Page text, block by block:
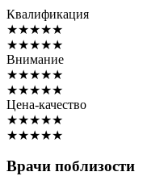
Квалификация
★★★★★
★★★★★
Внимание
★★★★★
★★★★★
Цена-качество
★★★★★
★★★★★
Врачи поблизости